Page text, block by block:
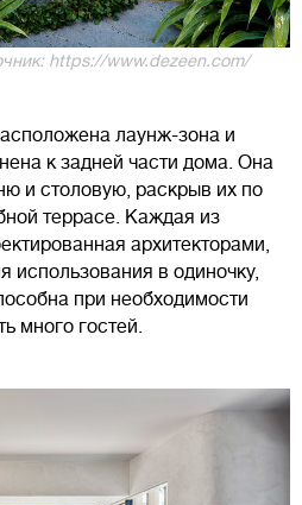
https://www.dezeen.com/
лаунж-зона и
к задней части дома. Она
и столовую, раскрыв их по
террасе. Каждая из
архитекторами,
использования в одиночку,
при необходимости
много гостей.